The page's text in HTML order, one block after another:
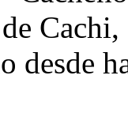
desde